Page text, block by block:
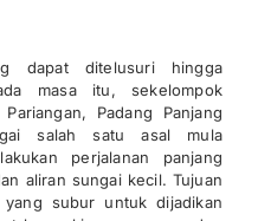
dapat ditelusuri hingga
masa itu, sekelompok
Padang Panjang
salah satu asal mula
perjalanan panjang
aliran sungai kecil. Tujuan
subur untuk dijadikan